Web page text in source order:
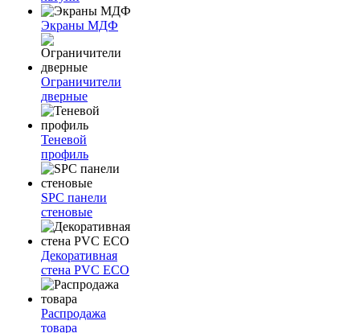
Экраны МДФ
Ограничители
дверные
Теневой
профиль
SPC панели
стеновые
Декоративная
стена PVC ECO
Распродажа
товара